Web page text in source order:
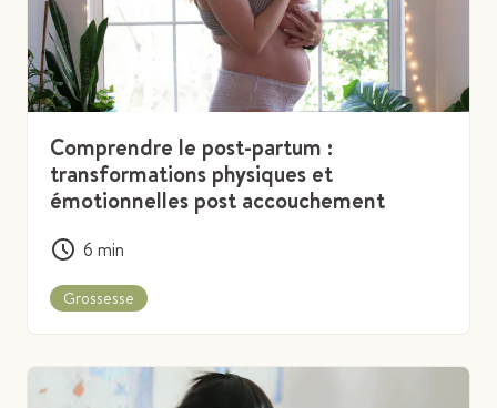
Comprendre le post-partum :
transformations physiques et
émotionnelles post accouchement
6 min
Grossesse